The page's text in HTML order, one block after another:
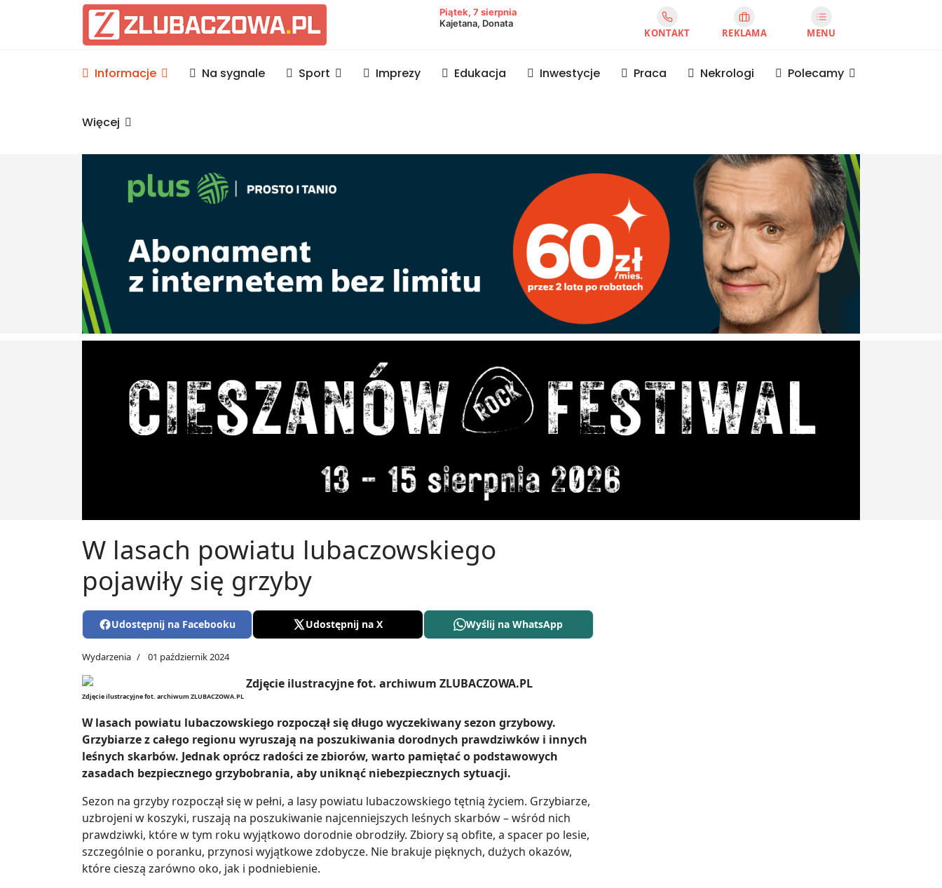
Informacje Lubaczów, powiat lubaczowski
Piątek, 7 sierpnia
Kajetana, Donata
KONTAKT REKLAMA MENU
Informacje Na sygnale Sport Imprezy Edukacja Inwestycje Praca Nekrologi Polecamy
Więcej
W lasach powiatu lubaczowskiego
pojawiły się grzyby
Udostępnij na Facebooku Udostępnij na X Wyślij na WhatsApp
Wydarzenia 01 październik 2024
Zdjęcie ilustracyjne fot. archiwum ZLUBACZOWA.PL
W lasach powiatu lubaczowskiego rozpoczął się długo wyczekiwany sezon grzybowy.
Grzybiarze z całego regionu wyruszają na poszukiwania dorodnych prawdziwków i innych
leśnych skarbów. Jednak oprócz radości ze zbiorów, warto pamiętać o podstawowych
zasadach bezpiecznego grzybobrania, aby uniknąć niebezpiecznych sytuacji.
Sezon na grzyby rozpoczął się w pełni, a lasy powiatu lubaczowskiego tętnią życiem. Grzybiarze,
uzbrojeni w koszyki, ruszają na poszukiwanie najcenniejszych leśnych skarbów – wśród nich
prawdziwki, które w tym roku wyjątkowo dorodnie obrodziły. Zbiory są obfite, a spacer po lesie,
szczególnie o poranku, przynosi wyjątkowe zdobycze. Nie brakuje pięknych, dużych okazów,
które cieszą zarówno oko, jak i podniebienie.